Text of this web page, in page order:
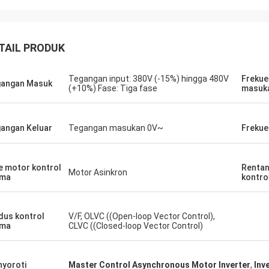
kecepatan yang luar biasa.
dengan logistik dan kinerja solid
komponen ini.
Kualitasnya melebihi
PRODUK
Masuk
Tegangan input: 380V (-15%) hingga 480V
(+10%) Fase: Tiga fase
Keluar Tegangan masukan 0V~
motor kontrol
Motor Asinkron
kontrol
V/F, OLVC ((Open-loop Vector Control),
CLVC ((Closed-loop Vector Control)
Master Control Asynchronous Motor Inverter,